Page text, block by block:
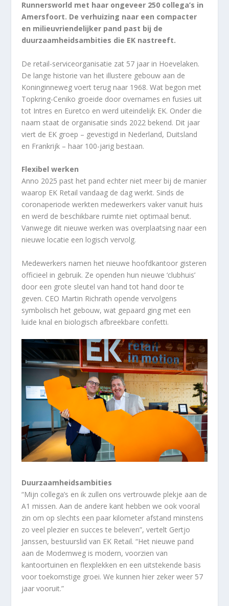
Runnersworld met haar ongeveer 250 collega’s in
Amersfoort. De verhuizing naar een compacter
en milieuvriendelijker pand past bij de
duurzaamheidsambities die EK nastreeft.
De retail-serviceorganisatie zat 57 jaar in Hoevelaken.
De lange historie van het illustere gebouw aan de
Koninginneweg voert terug naar 1968. Wat begon met
Topkring-Ceniko groeide door overnames en fusies uit
tot Intres en Euretco en werd uiteindelijk EK. Onder die
naam staat de organisatie sinds 2022 bekend. Dit jaar
viert de EK groep – gevestigd in Nederland, Duitsland
en Frankrijk – haar 100-jarig bestaan.
Flexibel werken
Anno 2025 past het pand echter niet meer bij de manier
waarop EK Retail vandaag de dag werkt. Sinds de
coronaperiode werkten medewerkers vaker vanuit huis
en werd de beschikbare ruimte niet optimaal benut.
Vanwege dit nieuwe werken was overplaatsing naar een
nieuwe locatie een logisch vervolg.
Medewerkers namen het nieuwe hoofdkantoor gisteren
officieel in gebruik. Ze openden hun nieuwe ‘clubhuis’
door een grote sleutel van hand tot hand door te
geven. CEO Martin Richrath opende vervolgens
symbolisch het gebouw, wat gepaard ging met een
luide knal en biologisch afbreekbare confetti.
Duurzaamheidsambities
“Mijn collega’s en ik zullen ons vertrouwde plekje aan de
A1 missen. Aan de andere kant hebben we ook vooral
zin om op slechts een paar kilometer afstand minstens
zo veel plezier en succes te beleven”, vertelt Gertjo
Janssen, bestuurslid van EK Retail. “Het nieuwe pand
aan de Modemweg is modern, voorzien van
kantoortuinen en flexplekken en een uitstekende basis
voor toekomstige groei. We kunnen hier zeker weer 57
jaar vooruit.”